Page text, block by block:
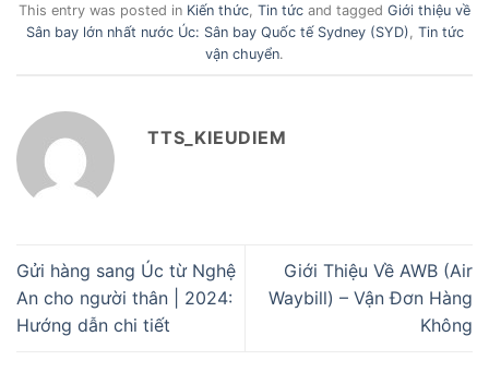
This entry was posted in Kiến thức, Tin tức and tagged Giới thiệu về
Sân bay lớn nhất nước Úc: Sân bay Quốc tế Sydney (SYD), Tin tức
vận chuyển.
TTS_KIEUDIEM
Gửi hàng sang Úc từ Nghệ
An cho người thân | 2024:
Hướng dẫn chi tiết
Giới Thiệu Về AWB (Air
Waybill) – Vận Đơn Hàng
Không